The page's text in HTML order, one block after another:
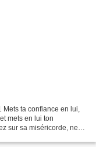
Mets ta confiance en lui,
mets en lui ton
sur sa miséricorde, ne